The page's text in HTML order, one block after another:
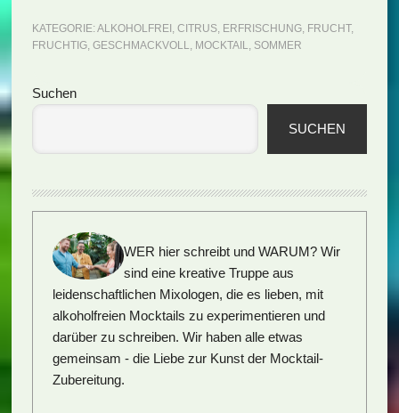
KATEGORIE: ALKOHOLFREI , CITRUS, ERFRISCHUNG, FRUCHT,
FRUCHTIG, GESCHMACKVOLL, MOCKTAIL, SOMMER
Seitenspalte
Suchen
SUCHEN
WER hier schreibt und WARUM? Wir
sind eine kreative Truppe aus
leidenschaftlichen Mixologen, die es lieben, mit
alkoholfreien Mocktails zu experimentieren und
darüber zu schreiben. Wir haben alle etwas
gemeinsam - die Liebe zur Kunst der Mocktail-
Zubereitung.